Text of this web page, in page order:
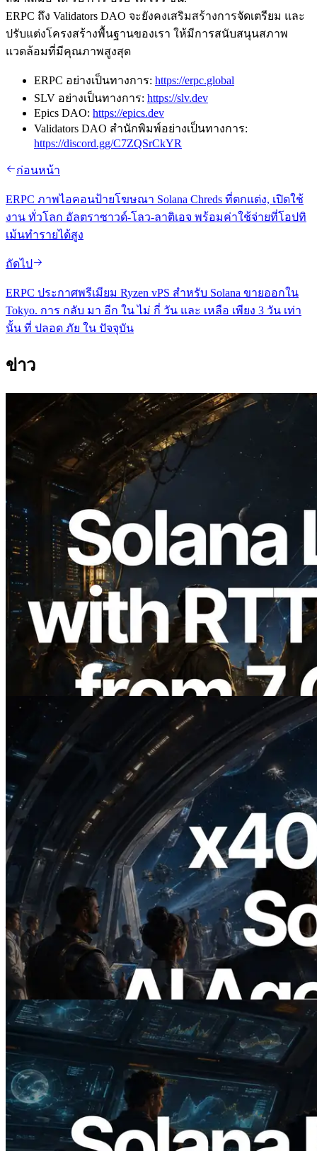
ERPC ถึง Validators DAO จะยังคงเสริมสร้างการจัดเตรียม และ
ปรับแต่งโครงสร้างพื้นฐานของเรา ให้มีการสนับสนุนสภาพ
แวดล้อมที่มีคุณภาพสูงสุด
ERPC อย่างเป็นทางการ: https://erpc.global
SLV อย่างเป็นทางการ: https://slv.dev
Epics DAO: https://epics.dev
Validators DAO สํานักพิมพ์อย่างเป็นทางการ:
https://discord.gg/C7ZQSrCkYR
ก่อนหน้า
ERPC ภาพไอคอนป้ายโฆษณา Solana Chreds ที่ตกแต่ง, เปิดใช้
งาน ทั่วโลก อัลตราซาวด์-โลว-ลาติเอจ พร้อมค่าใช้จ่ายที่โอปทิ
เม้นทํารายได้สูง
ถัดไป
ERPC ประกาศพรีเมียม Ryzen vPS สําหรับ Solana ขายออกใน
Tokyo. การ กลับ มา อีก ใน ไม่ กี่ วัน และ เหลือ เพียง 3 วัน เท่า
นั้น ที่ ปลอด ภัย ใน ปัจจุบัน
ข่าว
2026.08.05
ERPC ขยาย Solana Leader Slot API ด้วย
การวัด Ping จาก 7 Region ทั่วโลก พร้อม
เปิดตัว Validators Information API
2026.07.04
ERPC เปิดตัว Solana RPC ที่รองรับ x402
— ยุคที่ AI Agent จ่ายเงินให้ API ที่ต้องใช้
แบบ On Demand
อ่านบทความนี้